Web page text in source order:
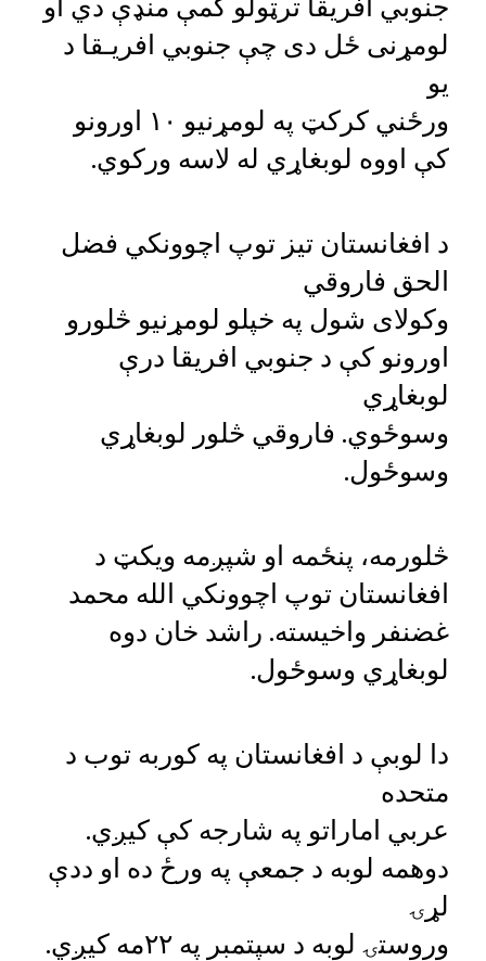
جنوبي افریقا ترټولو کمې منډې دي او
لومړنی ځل دی چې جنوبي افریـقا د
یو
ورځني کرکټ په لومړنیو ۱۰ اورونو
کې اووه لوبغاړي له لاسه ورکوي.
د افغانستان تیز توپ اچوونکي فضل
الحق فاروقي
وکولای شول په خپلو لومړنیو څلورو
اورونو کې د جنوبي افریقا درې
لوبغاړي
وسوځوي. فاروقي څلور لوبغاړي
وسوځول.
څلورمه، پنځمه او شپږمه ویکټ د
افغانستان توپ اچوونکي الله محمد
غضنفر واخیسته. راشد خان دوه
لوبغاړي وسوځول.
دا لوبې د افغانستان په کوربه توب د
متحده
عربي اماراتو په شارجه کې کیږي.
دوهمه لوبه د جمعې په ورځ ده او ددې
لړۍ
وروستۍ لوبه د سپتمبر په ۲۲مه کیږي.